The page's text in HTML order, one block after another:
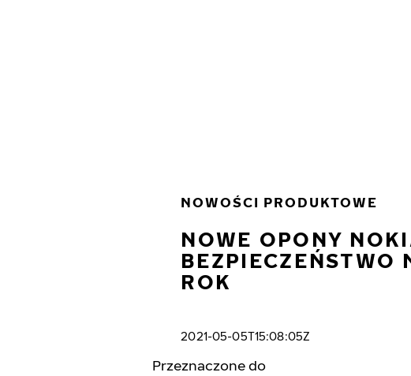
NOWOŚCI PRODUKTOWE
NOWE OPONY
BEZPIECZEŃSTWO
ROK
2021-05-05T15:08:05Z
Przeznaczone do